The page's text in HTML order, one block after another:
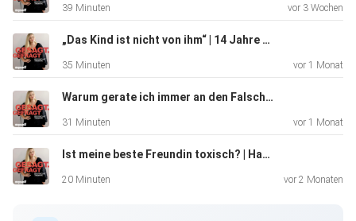
39 Minuten vor 3 Wochen
„Das Kind ist nicht von ihm“ | 14 Jahre Lüge in einer Beziehung – Dr. Sharon Brehm
35 Minuten vor 1 Monat
Warum gerate ich immer an den Falschen? | Paula Lambert hilft
31 Minuten vor 1 Monat
Ist meine beste Freundin toxisch? | Hannah Gensch klärt auf
20 Minuten vor 2 Monaten